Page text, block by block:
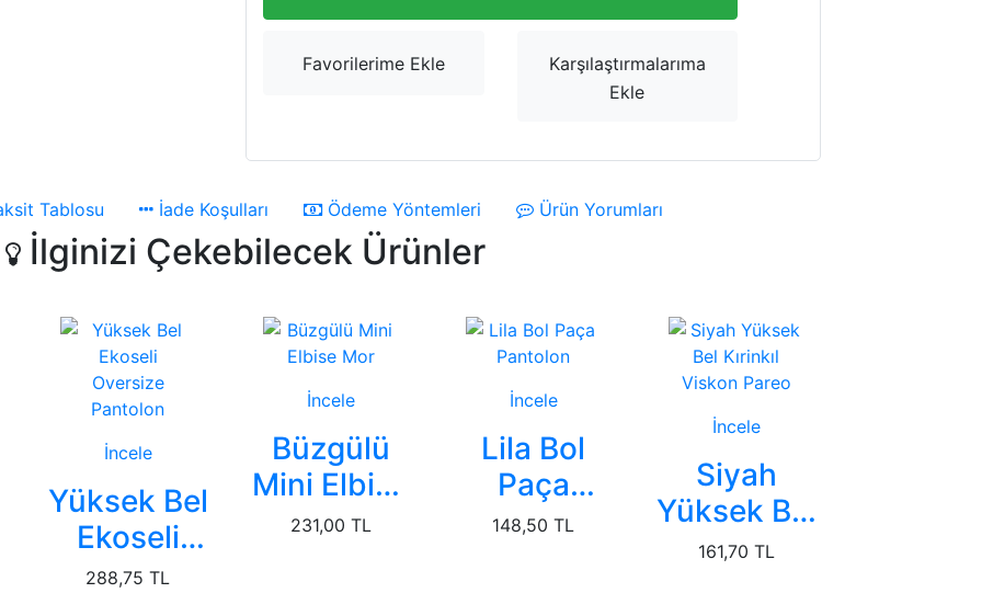
Favorilerime Ekle
Karşılaştırmalarıma
Ekle
Tablosu İade Koşulları Ödeme Yöntemleri Ürün Yorumları
İlginizi Çekebilecek Ürünler
İncele
Yüksek Bel
Ekoseli
Oversize
288,75 TL
İncele
Büzgülü
Mini Elbise
Mor
231,00 TL
İncele
Lila Bol
Paça
Pantolon
148,50 TL
İncele
Siyah
Yüksek Bel
Kırinkıl
161,70 TL